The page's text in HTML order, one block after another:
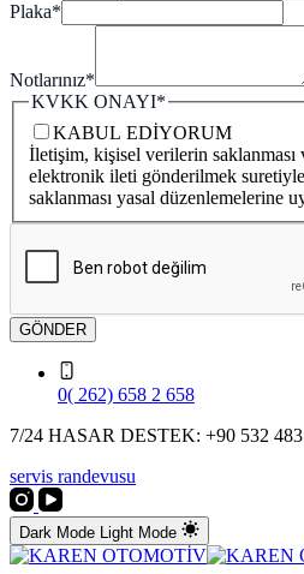
Plaka*
Notlarınız*
KVKK ONAYI*
KABUL EDİYORUM
İletişim, kişisel verilerin
elektronik ileti gönderilmek
saklanması yasal düzenlemelerine
GÖNDER
0( 262) 658 2 658
7/24 HASAR DESTEK: +90 532 483
servis randevusu
Dark Mode Light Mode